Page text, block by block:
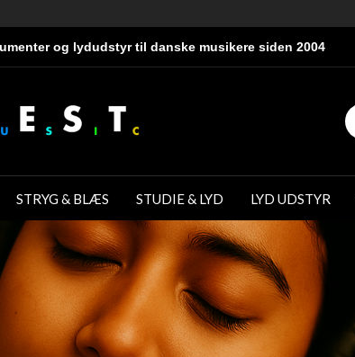
og lydudstyr til danske musikere siden 2004
STRYG & BLÆS STUDIE & LYD LYD UDSTYR